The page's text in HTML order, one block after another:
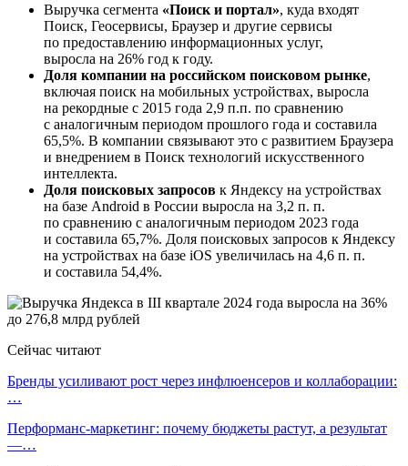
Выручка сегмента «Поиск и портал», куда входят
Поиск, Геосервисы, Браузер и другие сервисы
по предоставлению информационных услуг,
выросла на 26% год к году.
Доля компании на российском поисковом рынке,
включая поиск на мобильных устройствах, выросла
на рекордные с 2015 года 2,9 п.п. по сравнению
с аналогичным периодом прошлого года и составила
65,5%. В компании связывают это с развитием Браузера
и внедрением в Поиск технологий искусственного
интеллекта.
Доля поисковых запросов к Яндексу на устройствах
на базе Android в России выросла на 3,2 п. п.
по сравнению с аналогичным периодом 2023 года
и составила 65,7%. Доля поисковых запросов к Яндексу
на устройствах на базе iOS увеличилась на 4,6 п. п.
и составила 54,4%.
Сейчас читают
Бренды усиливают рост через инфлюенсеров и коллаборации:
…
Перформанс-маркетинг: почему бюджеты растут, а результат
—…